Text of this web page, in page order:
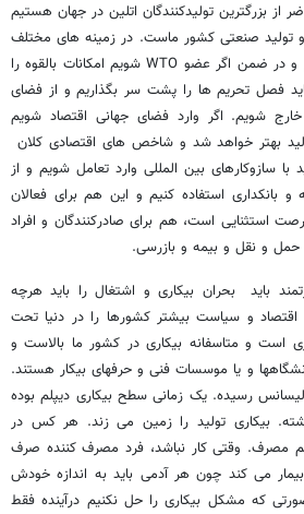
از بزرگترین تولیدکنندگان اتلین در جهان هستیم
صنعتی کشور ماست. در زمینه‏ های مختلف
ما تولیداتی برای صادرات داریم و در ضمن اگر عضو WTO شویم امکانات بالقوه را
فصل تحریم ‏ها را پشت سر بگذاریم و از فضای
شویم. اگر وارد فضای جهانی اقتصاد شویم
بهتر خواهد شد و شاخص‏ های اقتصادی کلان
سازوکارهای بین المللی وارد تعامل شویم و از
بانکداری استفاده کنیم و این هم برای فعالان
استثنایی است، هم برای صادرکنندگان و افراد
و نقل و بیمه و بازرسی.
باید بحران بیکاری و اشتغال را باید هرچه
و سیاست بیشتر کشورها را در دنیا تحت
است و متاسفانه بیکاری در کشور ما بالاست و
و یا موسسات فنی و حرفه‏ای بیکار هستند.
رسیده. یک زمانی سطح بیکاری دیپلم بوده
بیکاری تولید را زمین می ‏زند. هر کس در
مصرف. وقتی کار نباشد، فرد مصرف کننده صرف
می ‏کند چون هر آدمی باید به اندازه خودش
که مشکل بیکاری را حل نکنیم درآینده فقط